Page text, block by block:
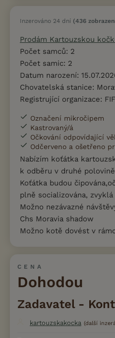
Inzerováno 24 dní (436
Prodám Kartouzskou
Počet samců: 2
Počet samic: 2
Datum narození:
Chovatelská stanice:
Registrující organizace:
Označení mikročipem
Kastrovaný/á
Očkování odpovídající
Odčerveno a ošetřeno
Nabízím koťátka
k odběru v druhé
Koťátka budou
plně socializována,
Možno nezávazné
Chs Moravia shadow
Možno kotě dovést v
CENA
Dohodou
Zadavatel -
kartouzskakocka (další